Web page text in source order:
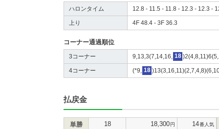
ハロンタイム 12.8 - 11.5 - 11.8 - 12.3 - 12.3 -
上り 4F 48.4 - 3F 36.3
コーナー通過順位
3コーナー 9,13,3(7,14,16, 18
4コーナー (*9, 18
払戻金
単勝 18 18,300円 14番人気